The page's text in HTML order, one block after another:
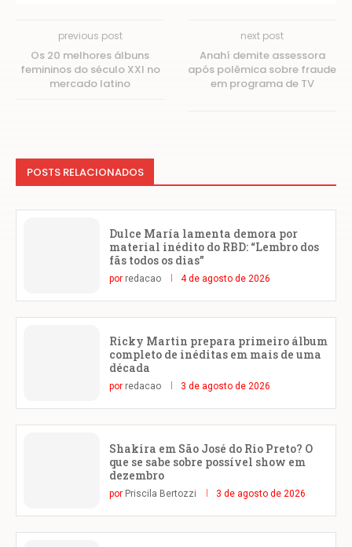
previous post
Os 20 melhores álbuns
femininos do século XXI no
mercado latino
next post
Anahí demite assessora
após polêmica sobre fraude
em programa de TV
POSTS RELACIONADOS
Dulce María lamenta demora por
material inédito do RBD: “Lembro dos
fãs todos os dias”
por redacao 4 de agosto de 2026
Ricky Martin prepara primeiro álbum
completo de inéditas em mais de uma
década
por redacao 3 de agosto de 2026
Shakira em São José do Rio Preto? O
que se sabe sobre possível show em
dezembro
por Priscila Bertozzi 3 de agosto de 2026